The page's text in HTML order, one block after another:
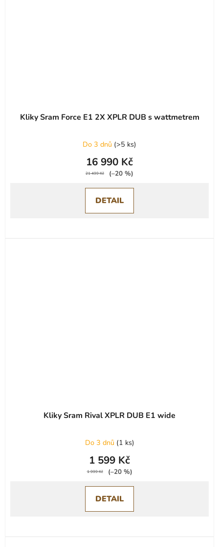
Kliky Sram Force E1 2X XPLR DUB s wattmetrem
Do 3 dnů (>5 ks)
16 990 Kč
21 499 Kč (–20 %)
DETAIL
Kliky Sram Rival XPLR DUB E1 wide
Do 3 dnů (1 ks)
1 599 Kč
1 999 Kč (–20 %)
DETAIL